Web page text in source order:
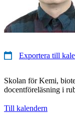
Exportera till
Skolan för Kemi,
docentföreläsning i
Till kalendern